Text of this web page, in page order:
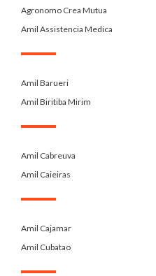
Agronomo Crea Mutua
Amil Assistencia Medica
Amil Barueri
Amil Biritiba Mirim
Amil Cabreuva
Amil Caieiras
Amil Cajamar
Amil Cubatao